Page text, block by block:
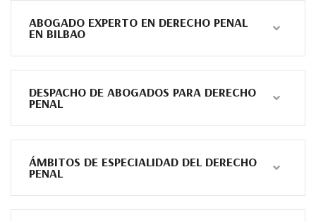
ABOGADO EXPERTO EN DERECHO PENAL
EN BILBAO
DESPACHO DE ABOGADOS PARA DERECHO
PENAL
ÁMBITOS DE ESPECIALIDAD DEL DERECHO
PENAL